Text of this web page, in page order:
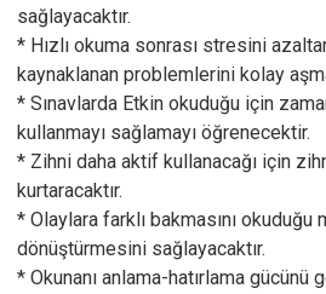
sağlayacaktır.
* Hızlı okuma sonrası stresini
kaynaklanan problemlerini kolay
* Sınavlarda Etkin okuduğu için
kullanmayı sağlamayı öğrenecektir.
* Zihni daha aktif kullanacağı için
kurtaracaktır.
* Olaylara farklı bakmasını
dönüştürmesini sağlayacaktır.
* Okunanı anlama-hatırlama gücünü